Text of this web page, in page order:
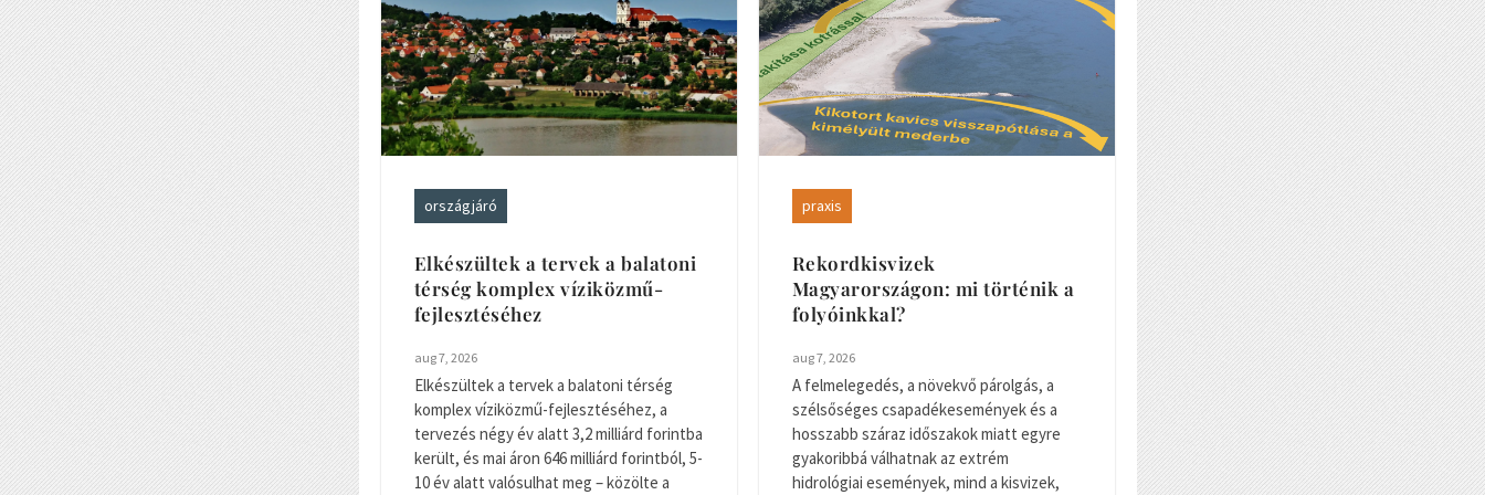
országjáró
Elkészültek a tervek a balatoni
térség komplex víziközmű-
fejlesztéséhez
aug 7, 2026
Elkészültek a tervek a balatoni térség
komplex víziközmű-fejlesztéséhez, a
tervezés négy év alatt 3,2 milliárd forintba
került, és mai áron 646 milliárd forintból, 5-
10 év alatt valósulhat meg – közölte a
praxis
Rekordkisvizek
Magyarországon: mi történik a
folyóinkkal?
aug 7, 2026
A felmelegedés, a növekvő párolgás, a
szélsőséges csapadékesemények és a
hosszabb száraz időszakok miatt egyre
gyakoribbá válhatnak az extrém
hidrológiai események, mind a kisvizek,